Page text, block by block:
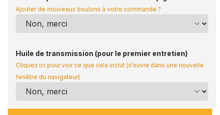
Ajouter de nouveaux boulons à votre commande ?
Huile de transmission (pour le premier entretien)
Cliquez ici pour voir ce que cela inclut (s’ouvre dans une nouvelle
fenêtre du navigateur)